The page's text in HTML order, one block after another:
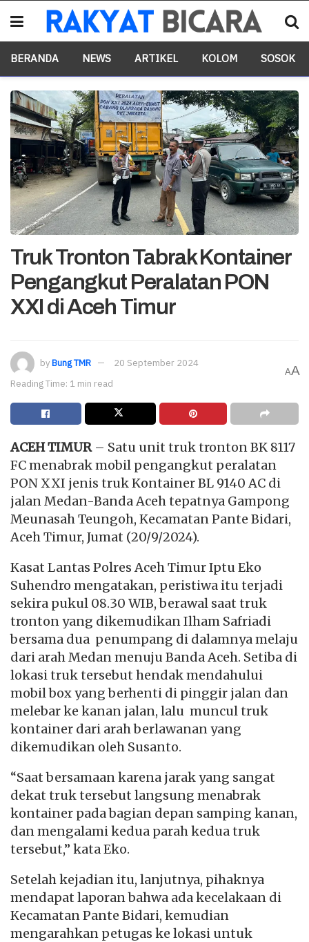
BERANDA NEWS ARTIKEL KOLOM SOSOK
Truk Tronton Tabrak Kontainer
Pengangkut Peralatan PON
XXI di Aceh Timur
byBung TMR
20 September 2024
Reading Time: 1 min read
AA
ACEH TIMUR– Satu unit truk tronton BK 8117
FC menabrak mobil pengangkut peralatan
PON XXI jenis truk Kontainer BL 9140 AC di
jalan Medan-Banda Aceh tepatnya Gampong
Meunasah Teungoh, Kecamatan Pante Bidari,
Aceh Timur, Jumat (20/9/2024).
Kasat Lantas Polres Aceh Timur Iptu Eko
Suhendro mengatakan, peristiwa itu terjadi
sekira pukul 08.30 WIB, berawal saat truk
tronton yang dikemudikan Ilham Safriadi
bersama dua penumpang di dalamnya melaju
dari arah Medan menuju Banda Aceh. Setiba di
lokasi truk tersebut hendak mendahului
mobil box yang berhenti di pinggir jalan dan
melebar ke kanan jalan, lalu muncul truk
kontainer dari arah berlawanan yang
dikemudikan oleh Susanto.
“Saat bersamaan karena jarak yang sangat
dekat truk tersebut langsung menabrak
kontainer pada bagian depan samping kanan,
dan mengalami kedua parah kedua truk
tersebut,” kata Eko.
Setelah kejadian itu, lanjutnya, pihaknya
mendapat laporan bahwa ada kecelakaan di
Kecamatan Pante Bidari, kemudian
mengarahkan petugas ke lokasi untuk